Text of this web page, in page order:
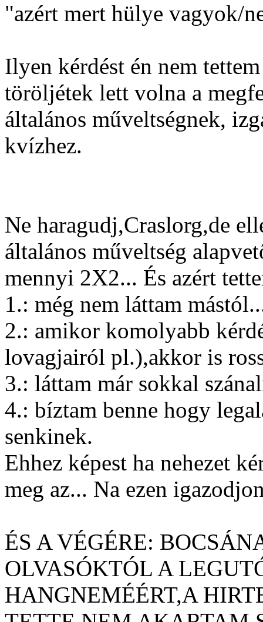
"azért mert hülye vagyok/
Ilyen kérdést én nem
töröljétek lett volna a
általános műveltségnek,
kvízhez.
Ne haragudj,Craslorg,de
általános műveltség
mennyi 2X2... És azért
1.: még nem láttam
2.: amikor komolyabb
lovagjairól pl.),akkor is
3.: láttam már sokkal
4.: bíztam benne hogy
senkinek.
Ehhez képest ha nehezet
meg az... Na ezen
ÉS A VÉGÉRE:
OLVASÓKTÓL A
HANGNEMÉÉRT,A